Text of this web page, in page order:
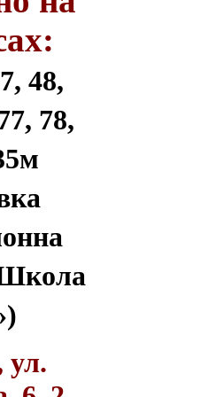
48,
78,